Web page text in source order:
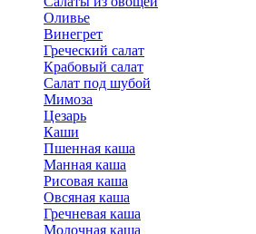
Оливье
Винегрет
Греческий салат
Крабовый салат
Салат под шубой
Мимоза
Цезарь
Каши
Пшенная каша
Манная каша
Рисовая каша
Овсяная каша
Гречневая каша
Молочная каша